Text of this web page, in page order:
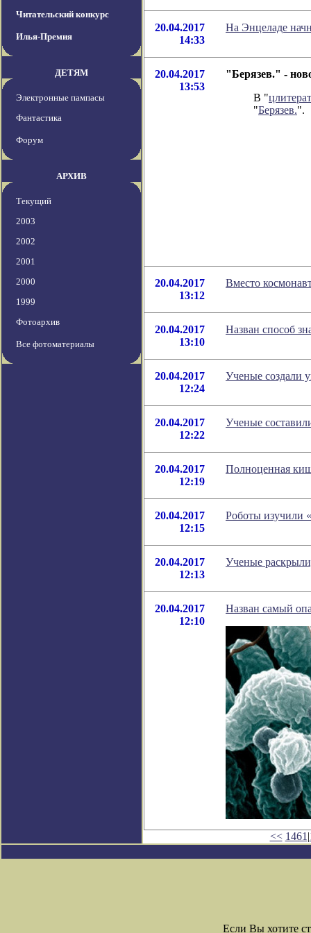
Читательский конкурс
Илья-Премия
ДЕТЯМ
Электронные пампасы
Фантастика
Форум
АРХИВ
Текущий
2003
2002
2001
2000
1999
Фотоархив
Все фотоматериалы
20.04.2017
14:33
На Энцеладе
20.04.2017
13:53
"Берязев." -
В "
"Берязев.".
20.04.2017
13:12
Вместо
20.04.2017
13:10
Назван способ
20.04.2017
12:24
Ученые создали
20.04.2017
12:22
Ученые
20.04.2017
12:19
Полноценная
20.04.2017
12:15
Роботы изучили
20.04.2017
12:13
Ученые
20.04.2017
12:10
Назван самый
<< 1461 |
Если Вы хотите